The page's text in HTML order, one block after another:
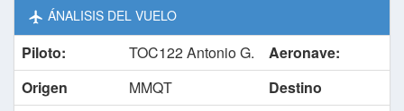
ÁNALISIS DEL VUELO
Piloto: TOC122 Antonio G.
Aeronave:
Origen
MMQT
Destino